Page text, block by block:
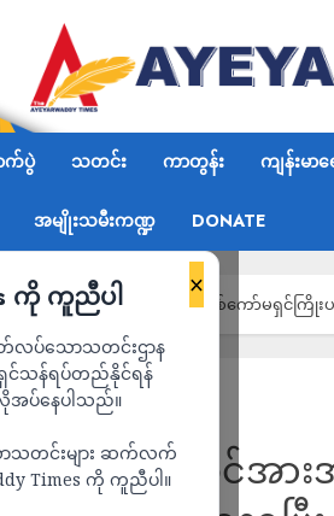
က်ပွဲ သတင်း ကာတွန်း ကျန်းမာရ
အမျိုးသမီးကဏ္ဍ DONATE
×
ကို ကူညီပါ
ပ်သောသတင်းဌာန
င်သန်ရပ်တည်နိုင်ရန်
ပ်နေပါသည်။
သတင်းများ ဆက်လက်
Times ကို ကူညီပါ။
ကို အင်အားအလုံးအရင်းပို့ရန် စစ်ကော်မရှင်ကြို
စခန်းကို အင်အား